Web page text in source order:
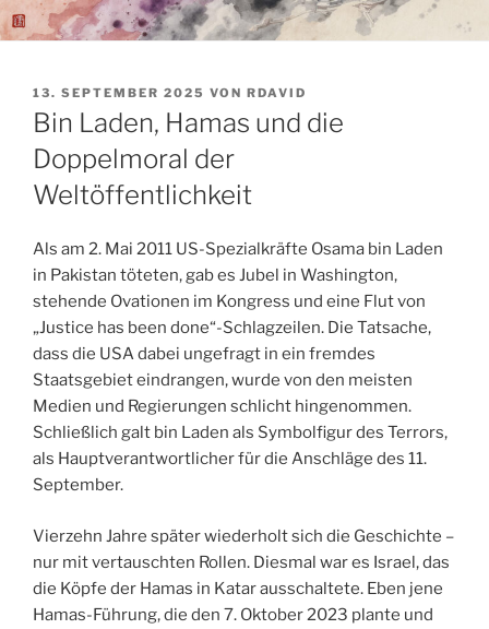
VERÖFFENTLICHT
AM
13. SEPTEMBER 2025 VON RDAVID
Bin Laden, Hamas und die
Doppelmoral der
Weltöffentlichkeit
Als am 2. Mai 2011 US-Spezialkräfte Osama bin Laden
in Pakistan töteten, gab es Jubel in Washington,
stehende Ovationen im Kongress und eine Flut von
„Justice has been done“-Schlagzeilen. Die Tatsache,
dass die USA dabei ungefragt in ein fremdes
Staatsgebiet eindrangen, wurde von den meisten
Medien und Regierungen schlicht hingenommen.
Schließlich galt bin Laden als Symbolfigur des Terrors,
als Hauptverantwortlicher für die Anschläge des 11.
September.
Vierzehn Jahre später wiederholt sich die Geschichte –
nur mit vertauschten Rollen. Diesmal war es Israel, das
die Köpfe der Hamas in Katar ausschaltete. Eben jene
Hamas-Führung, die den 7. Oktober 2023 plante und